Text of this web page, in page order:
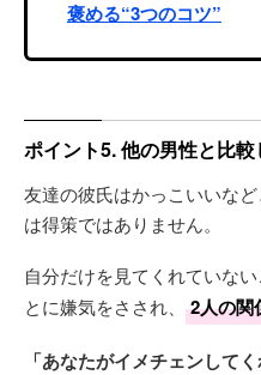
褒める“3つのコツ”
ポイント5. 他の男性と比較
友達の彼氏はかっこいいな
は得策ではありません。
自分だけを見てくれていな
とに嫌気をさされ、
2人の関
「あなたがイメチェンして